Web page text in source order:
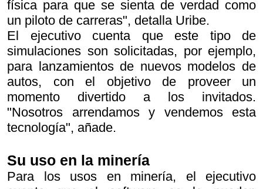
física para que se sienta de verdad como
un piloto de carreras", detalla Uribe.
El ejecutivo cuenta que este tipo de
simulaciones son solicitadas, por ejemplo,
para lanzamientos de nuevos modelos de
autos, con el objetivo de proveer un
momento divertido a los invitados.
"Nosotros arrendamos y vendemos esta
tecnología", añade.
Su uso en la minería
Para los usos en minería, el ejecutivo